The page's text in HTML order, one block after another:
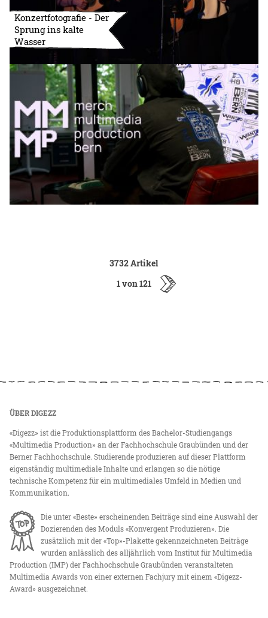
Konzertfotografie - Der
Sprung ins kalte
Wasser
3732 Artikel
1 von 121
ÜBER DIGEZZ
«Digezz» ist die Produktionsplattform des Bachelor-Studiengangs
«Multimedia Production» an der Fachhochschule Graubünden und der
Berner Fachhochschule. Studierende produzieren auf dieser Plattform
eigenständig multimediale Inhalte und erlangen so die nötige
technische Kompetenz für ein multimediales Umfeld in Medien und
Kommunikation.
Die unter «Beste» erscheinenden Beiträge sind eine Auswahl der
Dozierenden des Moduls «Konvergent Produzieren». Die
zusätzlich mit der «Top»-Plakette gekennzeichneten Beiträge
wurden anlässlich des alljährlich vom Institut für Multimedia
Production (IMP) der Fachhochschule Graubünden veranstalteten
Multimedia Awards von einer externen Fachjury mit einem «Digezz-
Award» ausgezeichnet.